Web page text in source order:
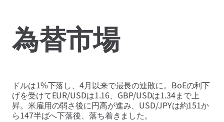
為替市場
ドルは1%下落し、4月以来で最長の連敗に。BoEの利下
げを受けてEUR/USDは1.16、GBP/USDは1.34まで上
昇。米雇用の弱さ後に円高が進み、USD/JPYは約151か
ら147半ばへ下落後、落ち着きました。